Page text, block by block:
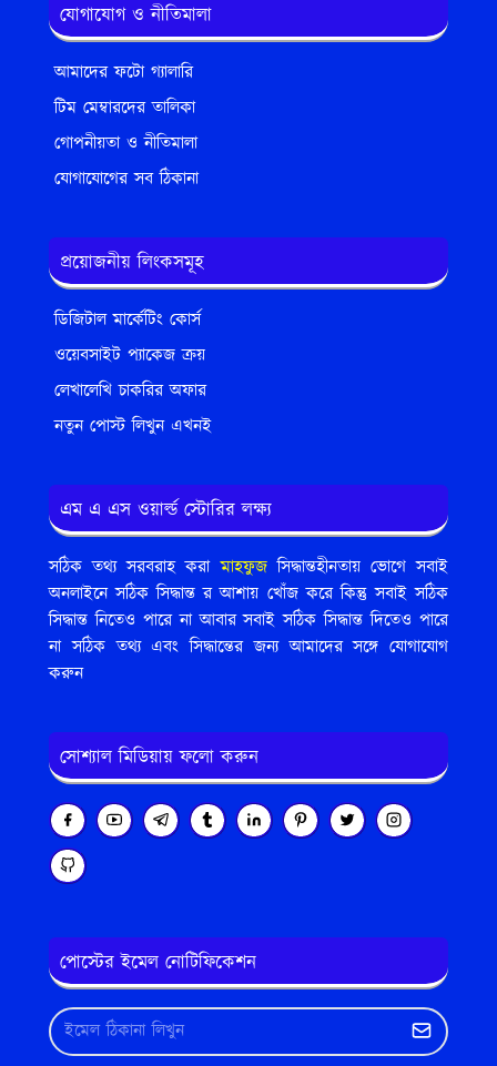
যোগাযোগ ও নীতিমালা
আমাদের ফটো গ্যালারি
টিম মেম্বারদের তালিকা
গোপনীয়তা ও নীতিমালা
যোগাযোগের সব ঠিকানা
প্রয়োজনীয় লিংকসমূহ
ডিজিটাল মার্কেটিং কোর্স
ওয়েবসাইট প্যাকেজ ক্রয়
লেখালেখি চাকরির অফার
নতুন পোস্ট লিখুন এখনই
এম এ এস ওয়ার্ল্ড স্টোরির লক্ষ্য
সঠিক তথ্য সরবরাহ করামাহফুজসিদ্ধান্তহীনতায় ভোগে সবাই
অনলাইনে সঠিক সিদ্ধান্ত র আশায় খোঁজ করে কিন্তু সবাই সঠিক
সিদ্ধান্ত নিতেও পারে না আবার সবাই সঠিক সিদ্ধান্ত দিতেও পারে
না সঠিক তথ্য এবং সিদ্ধান্তের জন্য আমাদের সঙ্গে যোগাযোগ
করুন
সোশ্যাল মিডিয়ায় ফলো করুন
পোস্টের ইমেল নোটিফিকেশন